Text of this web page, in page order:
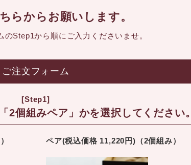
らからお願いします。
のStep1から順に ご入力くださいませ。
ご注文フォーム
[Step1]
2個組みペア」かを選択してください。
ペア(税込価格 11,220円)（2個組み）